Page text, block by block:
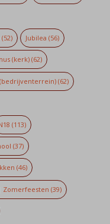
(52) Jubilea (56)
(kerk)(62)
(62)
(113)
(37)
(46)
Zomerfeesten (39)